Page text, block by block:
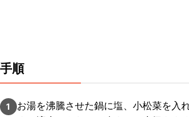
手順
1
お湯を沸騰させた鍋に塩、小松菜を入